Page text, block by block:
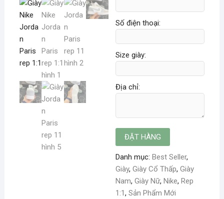
Số điện thoại:
Size giày:
Địa chỉ:
Danh mục:Best Seller,
Giày,Giày Cổ Thấp,Giày
Nam,Giày Nữ,Nike,Rep
1:1,Sản Phẩm Mới